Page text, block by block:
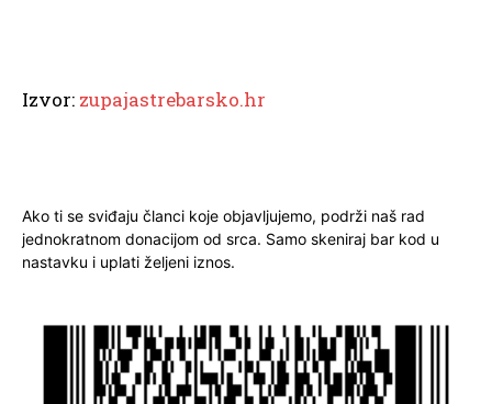
Izvor: zupajastrebarsko.hr
Ako ti se sviđaju članci koje objavljujemo, podrži naš rad
jednokratnom donacijom od srca. Samo skeniraj bar kod u
nastavku i uplati željeni iznos.